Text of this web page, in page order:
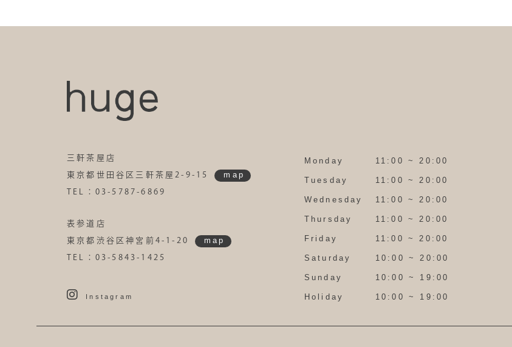
三軒茶屋店
東京都世田谷区三軒茶屋2-9-15 map
TEL：03-5787-6869
表参道店
東京都渋谷区神宮前4-1-20 map
TEL：03-5843-1425
Instagram
Monday 11:00 ~ 20:00
Tuesday 11:00 ~ 20:00
Wednesday 11:00 ~ 20:00
Thursday 11:00 ~ 20:00
Friday 11:00 ~ 20:00
Saturday 10:00 ~ 20:00
Sunday 10:00 ~ 19:00
Holiday 10:00 ~ 19:00